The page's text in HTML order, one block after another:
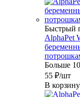
Быстрый
AlphaPet
Больше 10
55 ₽/шт
В корзину